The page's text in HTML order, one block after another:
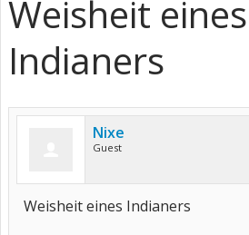
Weisheit eines
Indianers
Nixe
Guest
Weisheit eines Indianers